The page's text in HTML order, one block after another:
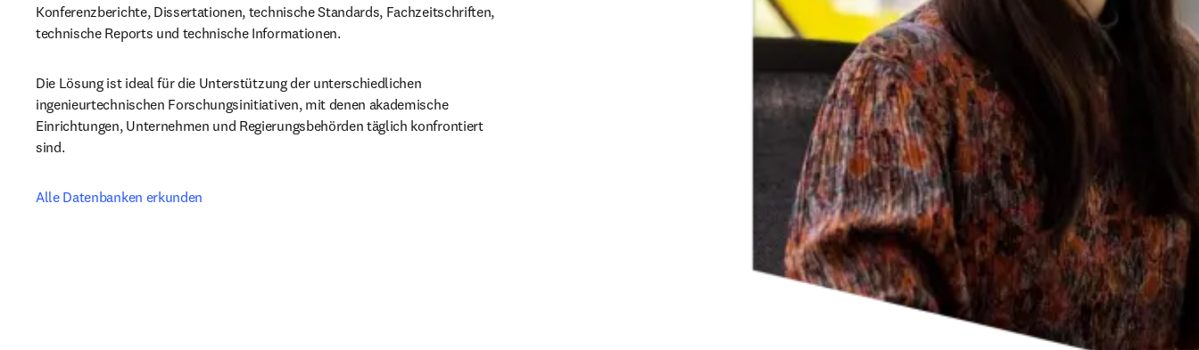
Konferenzberichte, Dissertationen, technische Standards, Fachzeitschriften,
technische Reports und technische Informationen.
Die Lösung ist ideal für die Unterstützung der unterschiedlichen
ingenieurtechnischen Forschungsinitiativen, mit denen akademische
Einrichtungen, Unternehmen und Regierungsbehörden täglich konfrontiert
sind.
Alle Datenbanken erkunden